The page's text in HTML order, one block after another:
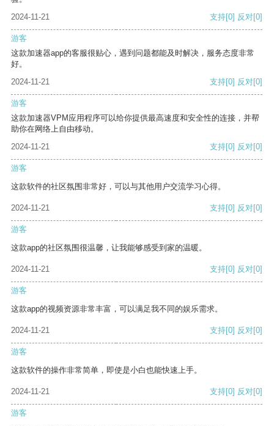
2024-11-21
支持[0] 反对[0]
游客
这款加速器app的客服很贴心，遇到问题都能及时解决，服务态度非常
好。
2024-11-21
支持[0] 反对[0]
游客
这款加速器VPM应用程序可以给你提供最高速度和安全性的连接，并帮
助你在网络上自由移动。
2024-11-21
支持[0] 反对[0]
游客
这款软件的社区氛围非常好，可以与其他用户交流学习心得。
2024-11-21 支持[0] 反对[0]
游客
这款app的社区氛围很温馨，让我能够感受到家的温暖。
2024-11-21 支持[0] 反对[0]
游客
这款app的视频资源非常丰富，可以满足我不同的娱乐需求。
2024-11-21 支持[0] 反对[0]
游客
这款软件的操作非常简单，即使是小白也能快速上手。
2024-11-21 支持[0] 反对[0]
游客